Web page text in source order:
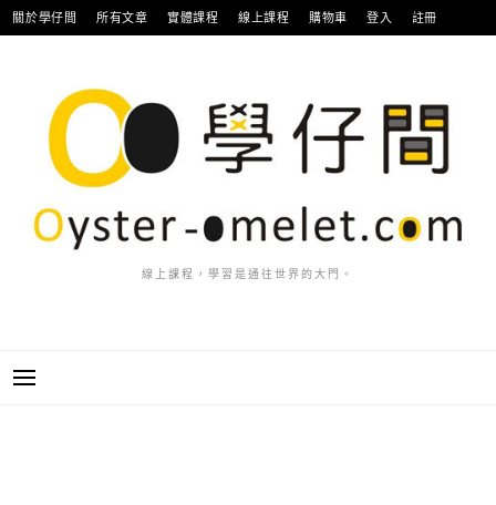
跳
至
關於學仔間 所有文章 實體課程 線上課程 購物車 登入 註冊
線上課程，學習是通往世界的大門。